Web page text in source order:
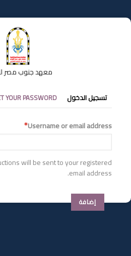
إلى
المحتوى
معهد جنوب مصر
التبويبات
الأساسية
تسجيل الدخول YOUR PASSWORD
Username or email address
will be sent to your registered
email address.